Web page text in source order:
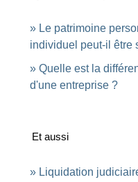
Le patrimoine
individuel peut-il être
Quelle est la
d'une entreprise ?
Et aussi
Liquidation